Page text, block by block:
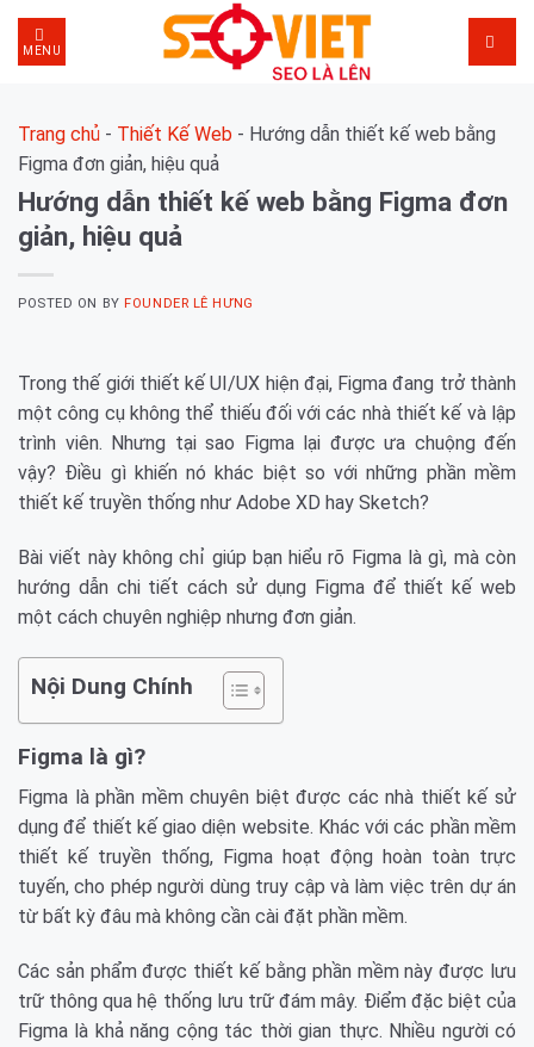
Skip
content
MENU
Trang chủ - Thiết Kế Web - Hướng dẫn thiết kế web bằng
Figma đơn giản, hiệu quả
Hướng dẫn thiết kế web bằng Figma đơn
giản, hiệu quả
POSTED ON BYFOUNDER LÊ HƯNG
Trong thế giới thiết kế UI/UX hiện đại, Figma đang trở thành
một công cụ không thể thiếu đối với các nhà thiết kế và lập
trình viên. Nhưng tại sao Figma lại được ưa chuộng đến
vậy? Điều gì khiến nó khác biệt so với những phần mềm
thiết kế truyền thống như Adobe XD hay Sketch?
Bài viết này không chỉ giúp bạn hiểu rõ Figma là gì, mà còn
hướng dẫn chi tiết cách sử dụng Figma để thiết kế web
một cách chuyên nghiệp nhưng đơn giản.
Nội Dung Chính
Figma là gì?
Figma là phần mềm chuyên biệt được các nhà thiết kế sử
dụng để thiết kế giao diện website. Khác với các phần mềm
thiết kế truyền thống, Figma hoạt động hoàn toàn trực
tuyến, cho phép người dùng truy cập và làm việc trên dự án
từ bất kỳ đâu mà không cần cài đặt phần mềm.
Các sản phẩm được thiết kế bằng phần mềm này được lưu
trữ thông qua hệ thống lưu trữ đám mây. Điểm đặc biệt của
Figma là khả năng cộng tác thời gian thực. Nhiều người có